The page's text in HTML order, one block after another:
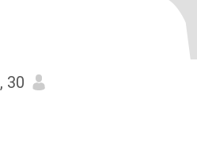
, 30